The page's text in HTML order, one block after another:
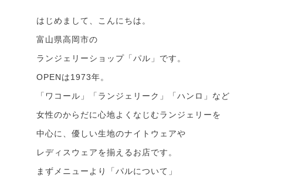
はじめまして、こんにちは。
富山県高岡市の
ランジェリーショップ「パル」です。
OPENは1973年。
「ワコール」「ランジェリーク」「ハンロ」など
女性のからだに心地よくなじむランジェリーを
中心に、優しい生地のナイトウェアや
レディスウェアを揃えるお店です。
まずメニューより「パルについて」